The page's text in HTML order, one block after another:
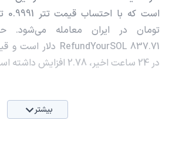
تومان در ایران معامله می‌شود.
در 24 ساعت اخیر، 2.78 افزایش داشته است.
بیشتر